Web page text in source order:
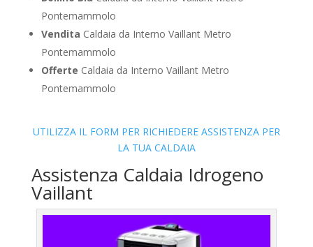
Pontemammolo
Vendita Caldaia da Interno Vaillant Metro
Pontemammolo
Offerte Caldaia da Interno Vaillant Metro
Pontemammolo
UTILIZZA IL FORM PER RICHIEDERE ASSISTENZA PER
LA TUA CALDAIA
Assistenza Caldaia Idrogeno
Vaillant